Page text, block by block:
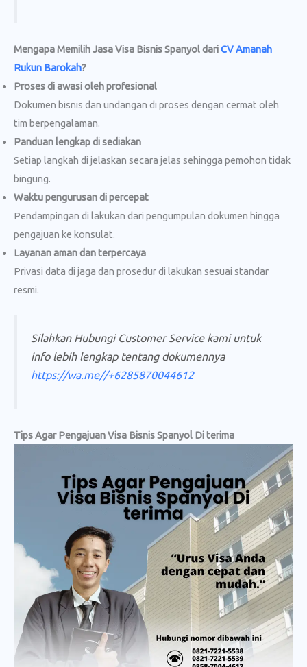
Mengapa Memilih Jasa Visa Bisnis Spanyol dariCV Amanah
Rukun Barokah?
Proses di awasi oleh profesional
Dokumen bisnis dan undangan di proses dengan cermat oleh
tim berpengalaman.
Panduan lengkap di sediakan
Setiap langkah di jelaskan secara jelas sehingga pemohon tidak
bingung.
Waktu pengurusan di percepat
Pendampingan di lakukan dari pengumpulan dokumen hingga
pengajuan ke konsulat.
Layanan aman dan terpercaya
Privasi data di jaga dan prosedur di lakukan sesuai standar
resmi.
Silahkan Hubungi Customer Service kami untuk
info lebih lengkap tentang dokumennya
https://wa.me//+6285870044612
Tips Agar Pengajuan Visa Bisnis Spanyol Di terima